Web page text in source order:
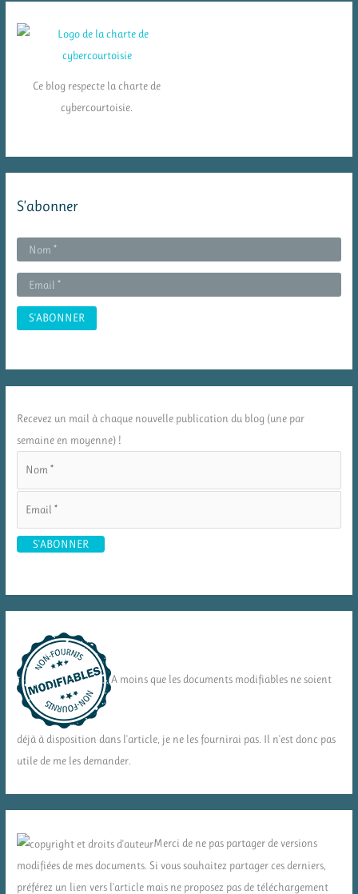
Ce blog respecte la charte de
cybercourtoisie.
S’abonner
Recevez un mail à chaque nouvelle publication du blog (une par
semaine en moyenne) !
A moins que les documents modifiables ne soient
déjà à disposition dans l'article, je ne les fournirai pas. Il n'est donc pas
utile de me les demander.
Merci de ne pas partager de versions
modifiées de mes documents. Si vous souhaitez partager ces derniers,
préférez un lien vers l'article mais ne proposez pas de téléchargement